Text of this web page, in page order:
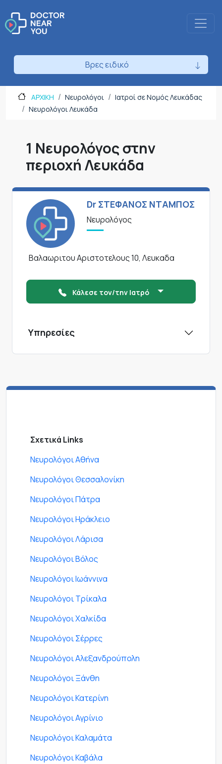
Βρες ειδικό
ΑΡΧΙΚΗ Νευρολόγοι
Ιατροί σε Νομός Λευκάδας
Νευρολόγοι Λευκάδα
1 Νευρολόγος στην
περιοχή Λευκάδα
Dr ΣΤΕΦΑΝΟΣ ΝΤΑΜΠΟΣ
Νευρολόγος
Βαλαωριτου Αριστοτελους 10, Λευκαδα
Κάλεσε τον/την Ιατρό
Υπηρεσίες
Σχετικά Links
Νευρολόγοι Αθήνα
Νευρολόγοι Θεσσαλονίκη
Νευρολόγοι Πάτρα
Νευρολόγοι Ηράκλειο
Νευρολόγοι Λάρισα
Νευρολόγοι Βόλος
Νευρολόγοι Ιωάννινα
Νευρολόγοι Τρίκαλα
Νευρολόγοι Χαλκίδα
Νευρολόγοι Σέρρες
Νευρολόγοι Αλεξανδρούπολη
Νευρολόγοι Ξάνθη
Νευρολόγοι Κατερίνη
Νευρολόγοι Αγρίνιο
Νευρολόγοι Καλαμάτα
Νευρολόγοι Καβάλα